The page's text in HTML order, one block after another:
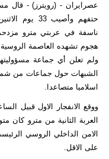
حتفهم وأصيب
ناسفة في عربتي مترو
هجوم تشهده العاصمة
ولم تعلن أي جماعة
الشبهات حول جماعات من
اسلاميا متصاعدا.
العربة الثانية من مترو كان
على الاقل.